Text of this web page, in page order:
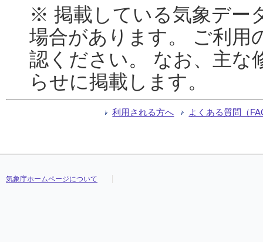
※ 掲載している気象デー
場合があります。 ご利用
認ください。 なお、主な
らせに掲載します。
利用される方へ よくある質問（
気象庁ホームページについて